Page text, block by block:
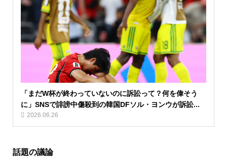
「まだW杯が終わっていないのに訴訟って？何を偉そう
に」SNSで誹謗中傷殺到の韓国DFソル・ヨンウが訴訟...
2026.06.26
話題の議論